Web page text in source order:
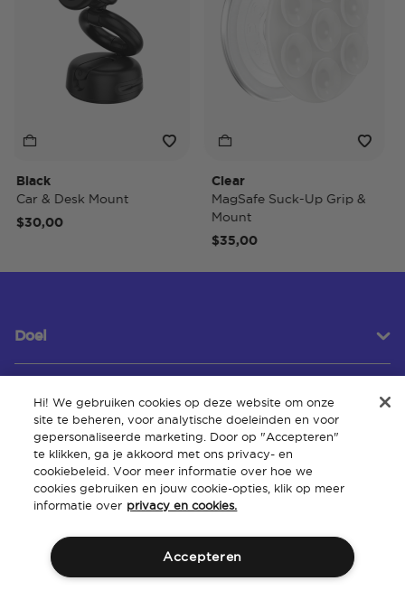
& Desk Mount
Clear
MagSafe Suck-Up Grip &
Mount
$35,00
Doel
Klantenservice
Over
Hi! We gebruiken cookies op deze website om onze
site te beheren, voor analytische doeleinden en voor
gepersonaliseerde marketing. Door op "Accepteren"
te klikken, ga je akkoord met ons privacy- en
cookiebeleid. Voor meer informatie over hoe we
cookies gebruiken en jouw cookie-opties, klik op meer
informatie over privacy en cookies.
Accepteren